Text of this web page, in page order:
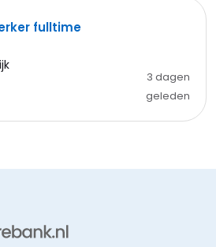
fulltime
3 dagen
geleden